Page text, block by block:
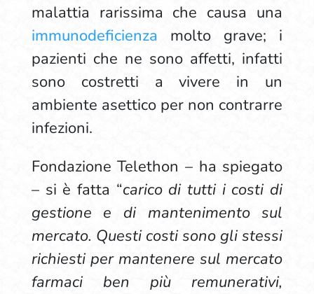
malattia rarissima che causa una
immunodeficienza molto grave; i
pazienti che ne sono affetti, infatti
sono costretti a vivere in un
ambiente asettico per non contrarre
infezioni.
Fondazione Telethon – ha spiegato
– si è fatta “carico di tutti i costi di
gestione e di mantenimento sul
mercato. Questi costi sono gli stessi
richiesti per mantenere sul mercato
farmaci ben più remunerativi,